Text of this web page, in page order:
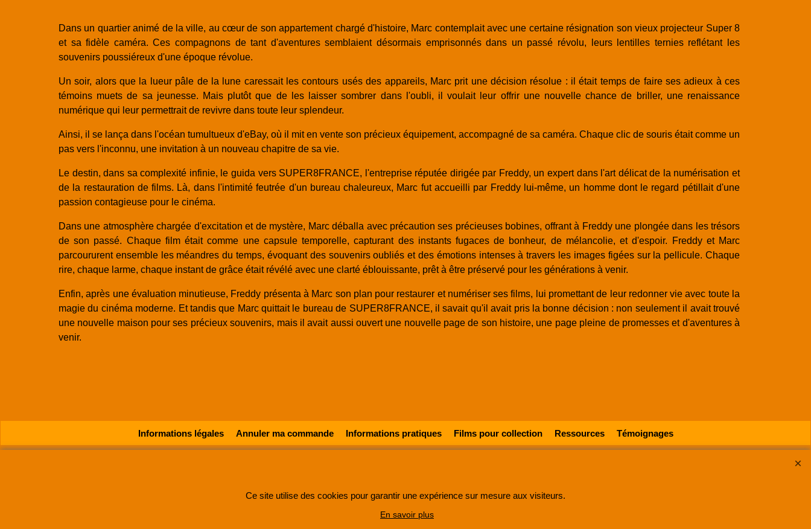
Dans un quartier animé de la ville, au cœur de son appartement chargé d'histoire, Marc contemplait avec une certaine résignation son vieux projecteur Super 8
et sa fidèle caméra. Ces compagnons de tant d'aventures semblaient désormais emprisonnés dans un passé révolu, leurs lentilles ternies reflétant les
souvenirs poussiéreux d'une époque révolue.
Un soir, alors que la lueur pâle de la lune caressait les contours usés des appareils, Marc prit une décision résolue : il était temps de faire ses adieux à ces
témoins muets de sa jeunesse. Mais plutôt que de les laisser sombrer dans l'oubli, il voulait leur offrir une nouvelle chance de briller, une renaissance
numérique qui leur permettrait de revivre dans toute leur splendeur.
Ainsi, il se lança dans l'océan tumultueux d'eBay, où il mit en vente son précieux équipement, accompagné de sa caméra. Chaque clic de souris était comme un
pas vers l'inconnu, une invitation à un nouveau chapitre de sa vie.
Le destin, dans sa complexité infinie, le guida vers SUPER8FRANCE, l'entreprise réputée dirigée par Freddy, un expert dans l'art délicat de la numérisation et
de la restauration de films. Là, dans l'intimité feutrée d'un bureau chaleureux, Marc fut accueilli par Freddy lui-même, un homme dont le regard pétillait d'une
passion contagieuse pour le cinéma.
Dans une atmosphère chargée d'excitation et de mystère, Marc déballa avec précaution ses précieuses bobines, offrant à Freddy une plongée dans les trésors
de son passé. Chaque film était comme une capsule temporelle, capturant des instants fugaces de bonheur, de mélancolie, et d'espoir. Freddy et Marc
parcoururent ensemble les méandres du temps, évoquant des souvenirs oubliés et des émotions intenses à travers les images figées sur la pellicule. Chaque
rire, chaque larme, chaque instant de grâce était révélé avec une clarté éblouissante, prêt à être préservé pour les générations à venir.
Enfin, après une évaluation minutieuse, Freddy présenta à Marc son plan pour restaurer et numériser ses films, lui promettant de leur redonner vie avec toute la
magie du cinéma moderne. Et tandis que Marc quittait le bureau de SUPER8FRANCE, il savait qu'il avait pris la bonne décision : non seulement il avait trouvé
une nouvelle maison pour ses précieux souvenirs, mais il avait aussi ouvert une nouvelle page de son histoire, une page pleine de promesses et d'aventures à
venir.
Informations légales Annuler ma commande Informations pratiques Films pour collection Ressources Témoignages
Ce site utilise des cookies pour garantir une expérience sur mesure aux visiteurs.
En savoir plus